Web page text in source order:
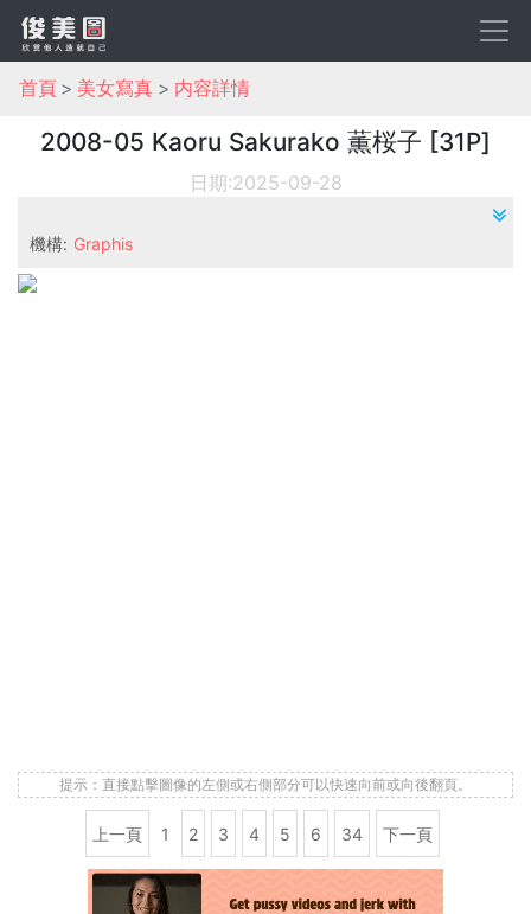
首頁 美女寫真 内容詳情
2008-05 Kaoru Sakurako 薫桜子 [31P]
日期:2025-09-28
機構: Graphis
提示：直接點擊圖像的左側或右側部分可以快速向前或向後翻頁。
上一頁 1 2 3 4 5 6 34 下一頁